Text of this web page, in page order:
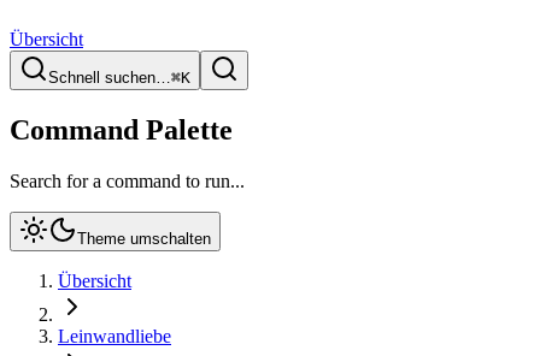
Übersicht
Schnell suchen…⌘K
Command Palette
Search for a command to run...
Theme umschalten
Übersicht
Leinwandliebe